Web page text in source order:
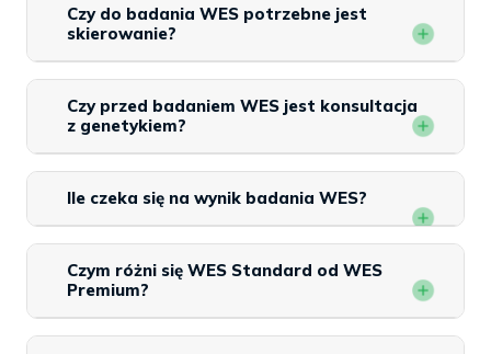
Czy do badania WES potrzebne jest
skierowanie?
Czy przed badaniem WES jest konsultacja
z genetykiem?
Ile czeka się na wynik badania WES?
Czym różni się WES Standard od WES
Premium?